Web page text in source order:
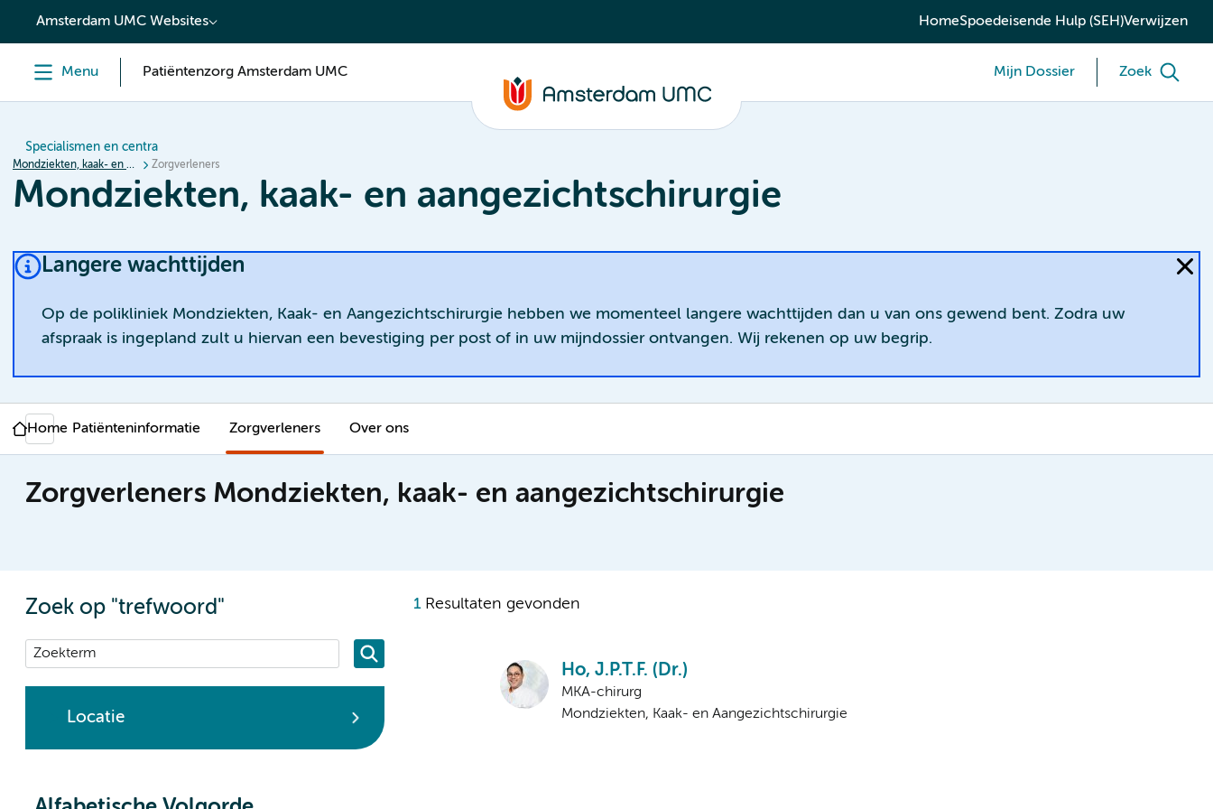
content
Amsterdam UMC Websites HomeSpoedeisende Hulp (SEH)Verwijzen
Menu Patiëntenzorg Amsterdam UMC Mijn Dossier Zoek
Specialismen en centra
Mondziekten, kaak- en aangezichtschirurgie Zorgverleners
Mondziekten, kaak- en aangezichtschirurgie
Langere wachttijden
Op de polikliniek Mondziekten, Kaak- en Aangezichtschirurgie hebben we momenteel langere wachttijden dan u van ons gewend bent. Zodra uw
afspraak is ingepland zult u hiervan een bevestiging per post of in uw mijndossier ontvangen. Wij rekenen op uw begrip.
Home Patiënteninformatie Zorgverleners Over ons
Zorgverleners Mondziekten, kaak- en aangezichtschirurgie
Zoek op "trefwoord"
Locatie
1Resultaten gevonden
Ho, J.P.T.F. (Dr.)
MKA-chirurg
Mondziekten, Kaak- en Aangezichtschirurgie